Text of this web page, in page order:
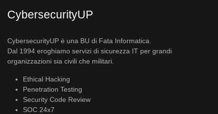
CybersecurityUP
CybersecurityUP è una BU di Fata Informatica.
Dal 1994 eroghiamo servizi di sicurezza IT per grandi
organizzazioni sia civili che militari.
Ethical Hacking
Penetration Testing
Security Code Review
SOC 24x7